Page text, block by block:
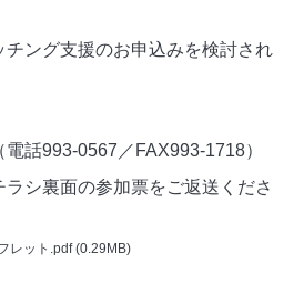
チング支援のお申込みを検討され
話993-0567／FAX993-1718）
シ裏面の参加票をご返送くださ
レット.pdf (0.29MB)